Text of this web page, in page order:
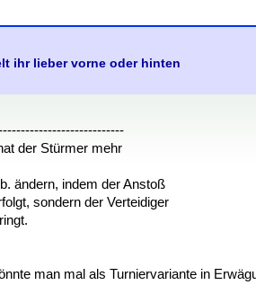
ihr lieber vorne oder hinten
der Stürmer mehr
ändern, indem der Anstoß
sondern der Verteidiger
man mal als Turniervariante in